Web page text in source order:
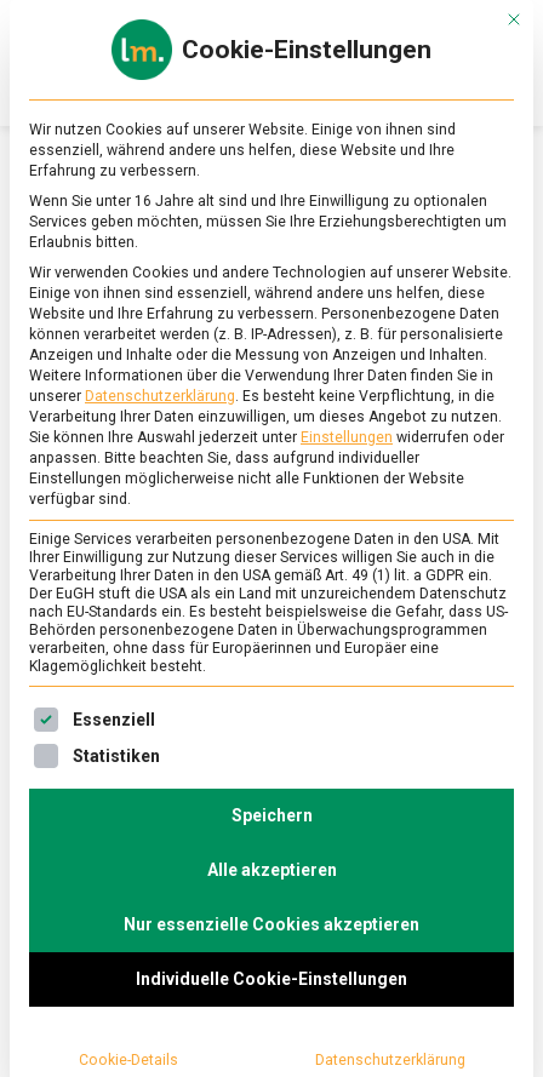
Online-
Magazin
zu
&
Ernährung
SCHLAGWORT:INDUSTRIE
ERNÄHRUNG & GESUNDHEIT /WIRTSCHAFT
Koellnflocken: Blütenzart mit 200
Jahren
30. Oktober 2020
200
Haferfabrikant Peter Kölln feiert in diesem Jahr 200.
Geburtstag. Wir haben mit Unternehmenssprecherin
Birgit Zonnev auf die Geschichte und in die Zukunft
Mit
Cookie-Einstellungen
Wir nutzen Cookies auf unserer Website. Einige von ihnen sind
essenziell, während andere uns helfen, diese Website und Ihre
Erfahrung zu verbessern.
Wenn Sie unter 16 Jahre alt sind und Ihre Einwilligung zu optionalen
Services geben möchten, müssen Sie Ihre Erziehungsberechtigten um
Erlaubnis bitten.
Wir verwenden Cookies und andere Technologien auf unserer Website.
Einige von ihnen sind essenziell, während andere uns helfen, diese
Website und Ihre Erfahrung zu verbessern. Personenbezogene Daten
können verarbeitet werden (z. B. IP-Adressen), z. B. für personalisierte
Anzeigen und Inhalte oder die Messung von Anzeigen und Inhalten.
Weitere Informationen über die Verwendung Ihrer Daten finden Sie in
unserer Datenschutzerklärung. Es besteht keine Verpflichtung, in die
Verarbeitung Ihrer Daten einzuwilligen, um dieses Angebot zu nutzen.
Sie können Ihre Auswahl jederzeit unter Einstellungen widerrufen oder
anpassen. Bitte beachten Sie, dass aufgrund individueller
Einstellungen möglicherweise nicht alle Funktionen der Website
verfügbar sind.
Einige Services verarbeiten personenbezogene Daten in den USA. Mit
Ihrer Einwilligung zur Nutzung dieser Services willigen Sie auch in die
Verarbeitung Ihrer Daten in den USA gemäß Art. 49 (1) lit. a GDPR ein.
Der EuGH stuft die USA als ein Land mit unzureichendem Datenschutz
nach EU-Standards ein. Es besteht beispielsweise die Gefahr, dass US-
Behörden personenbezogene Daten in Überwachungsprogrammen
verarbeiten, ohne dass für Europäerinnen und Europäer eine
Klagemöglichkeit besteht.
Es folgt eine Liste der Service-Gruppen, für die eine
Essenziell
Statistiken
Speichern
Alle akzeptieren
Nur essenzielle Cookies akzeptieren
Individuelle Cookie-Einstellungen
Cookie-Details Datenschutzerklärung